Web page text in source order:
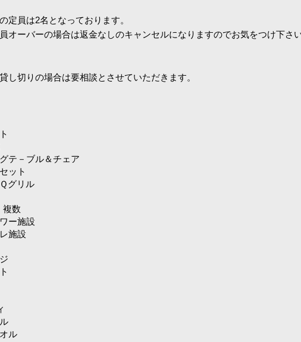
定員は2名となっております。
オーバーの場合は返金なしのキャンセルになりますのでお気をつけ下さい
し切りの場合は要相談とさせていただきます。
テ－ブル＆チェア
ット
グリル
数
ー施設
施設
ル